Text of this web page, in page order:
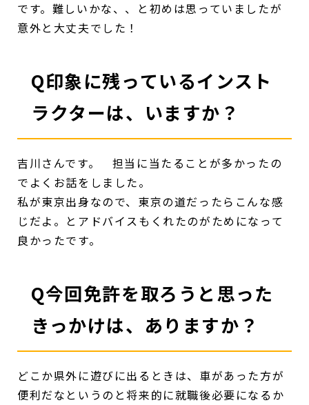
です。難しいかな、、と初めは思っていましたが
意外と大丈夫でした！
Q印象に残っているインスト
ラクターは、いますか？
吉川さんです。 担当に当たることが多かったの
でよくお話をしました。
私が東京出身なので、東京の道だったらこんな感
じだよ。とアドバイスもくれたのがためになって
良かったです。
Q今回免許を取ろうと思った
きっかけは、ありますか？
どこか県外に遊びに出るときは、車があった方が
便利だなというのと将来的に就職後必要になるか